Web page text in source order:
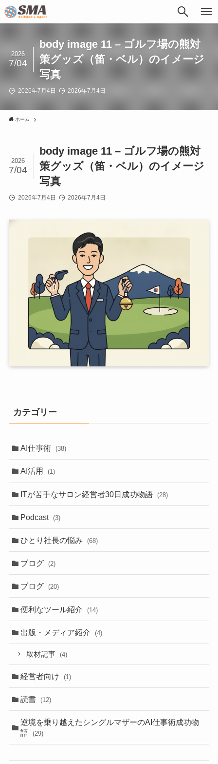
body image 11 – ゴルフ場の熊対
策グッズ（笛・ベル）のイメージ
写真
2026
7/04
2026年7月4日 2026年7月4日
ホーム
body image 11 – ゴルフ場の熊対
策グッズ（笛・ベル）のイメージ
写真
2026
7/04
2026年7月4日 2026年7月4日
カテゴリー
AI仕事術 (38)
AI活用 (1)
ITが苦手なサロン経営者30日成功物語 (28)
Podcast (3)
ひとり社長の悩み (68)
ブログ (2)
ブログ (20)
便利なツール紹介 (14)
出版・メディア紹介 (4)
取材記事 (4)
経営者向け (1)
読書 (12)
逆境を乗り越えたシングルマザーのAI仕事術成功物
語
(29)